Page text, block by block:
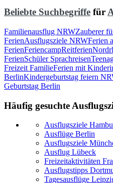
Beliebte Suchbegriffe für
Familienausflug NRWZauberer
FerienAusflugsziele NRWFerien
FerienFeriencampReitferien
FerienSchüler Sprachreisen
Freizeit FamilieFerien mit Kinder
BerlinKindergeburtstag feiern
Geburtstag Berlin
Häufig gesuchte
Ausflugsziele
Ausflüge Berlin
Ausflugsziele
Ausflug Lübeck
Freizeitaktivitäten
Ausflugstipps
Tagesausflüge